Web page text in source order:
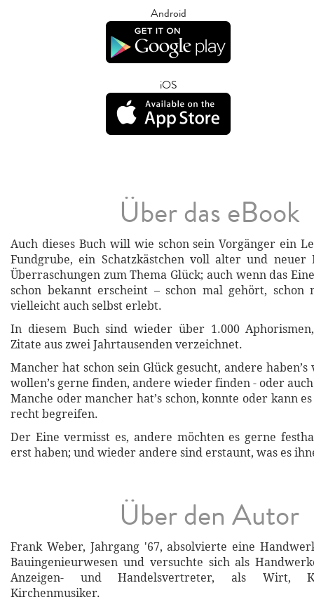
Android
iOS
Über das eBook
Auch dieses Buch will wie schon sein Vorgänger ein
Fundgrube, ein Schatzkästchen voll alter und neuer
Überraschungen zum Thema Glück; auch wenn das
schon bekannt erscheint – schon mal gehört, schon
vielleicht auch selbst erlebt.
In diesem Buch sind wieder über 1.000
Zitate aus zwei Jahrtausenden verzeichnet.
Mancher hat schon sein Glück gesucht, andere
wollen’s gerne finden, andere wieder finden - oder
Manche oder mancher hat’s schon, konnte oder kann
recht begreifen.
Der Eine vermisst es, andere möchten es gerne
erst haben; und wieder andere sind erstaunt, was es
Über den Autor
Frank Weber, Jahrgang '67, absolvierte eine
Bauingenieurwesen und versuchte sich als
Anzeigen- und Handelsvertreter, als Wirt,
Kirchenmusiker.